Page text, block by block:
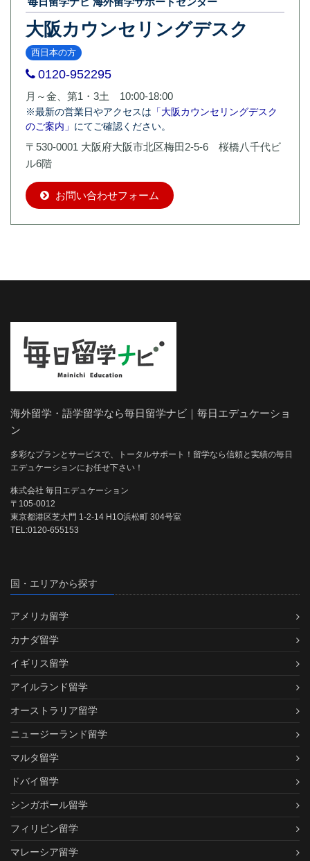
大阪カウンセリングデスク
西日本の方
0120-952295
月～金、第1・3土 10:00-18:00
※最新の営業日やアクセスは 「大阪カウンセリングデスク
のご案内」 にてご確認ください。
〒530-0001 大阪府大阪市北区梅田2-5-6 桜橋八千代ビ
ル6階
お問い合わせフォーム
海外留学・語学留学なら毎日留学ナビ｜毎日エデュケーショ
ン
多彩なプランとサービスで、トータルサポート！留学なら信頼と実績の毎日
エデュケーションにお任せ下さい！
株式会社 毎日エデュケーション
〒105-0012
東京都港区芝大門 1-2-14 H1O浜松町 304号室
TEL:0120-655153
国・エリアから探す
アメリカ留学
カナダ留学
イギリス留学
アイルランド留学
オーストラリア留学
ニュージーランド留学
マルタ留学
ドバイ留学
シンガポール留学
フィリピン留学
マレーシア留学